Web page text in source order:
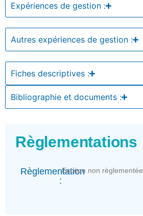
Expériences de gestion :
Autres expériences de gestion :
Fiches descriptives :
Bibliographie et documents :
Règlementations
Règlementation
:
Espèce non règlementée.